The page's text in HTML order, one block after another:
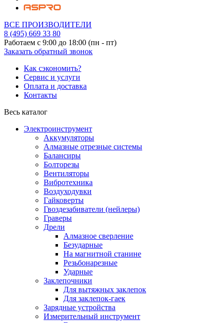
ВСЕ ПРОИЗВОДИТЕЛИ
8 (495) 669 33 80
Работаем с 9:00 до 18:00 (пн - пт)
Заказать обратный звонок
Как сэкономить?
Сервис и услуги
Оплата и доставка
Контакты
Весь каталог
Электроинструмент
Аккумуляторы
Алмазные отрезные системы
Балансиры
Болторезы
Вентиляторы
Вибротехника
Воздуходувки
Гайковерты
Гвоздезабиватели (нейлеры)
Граверы
Дрели
Алмазное сверление
Безударные
На магнитной станине
Резьбонарезные
Ударные
Заклепочники
Для вытяжных заклепок
Для заклепок-гаек
Зарядные устройства
Измерительный инструмент